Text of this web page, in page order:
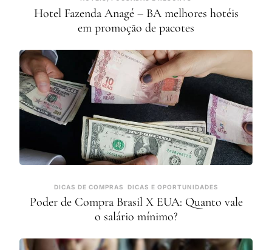
Hotel Fazenda Anagé – BA melhores hotéis
em promoção de pacotes
DICAS DE COMPRAS DICAS E OPORTUNIDADES
Poder de Compra Brasil X EUA: Quanto vale
o salário mínimo?